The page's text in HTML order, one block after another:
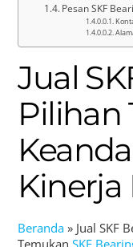
Pesan SKF
Jual
Pilihan
Kinerja
Beranda » Jual SKF
TemukanSKF